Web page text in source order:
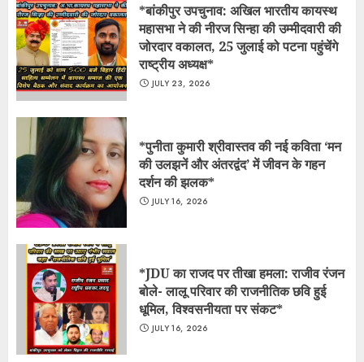
*बांकीपुर उपचुनाव: अखिल भारतीय कायस्थ
महासभा ने की नीरज सिन्हा की उम्मीदवारी की
जोरदार वकालत, 25 जुलाई को पटना पहुंचेंगे
राष्ट्रीय अध्यक्ष*
JULY 23, 2026
*पुनीता कुमारी श्रीवास्तव की नई कविता ‘मन
की उलझनें और अंतरद्वंद’ में जीवन के गहन
दर्शन की झलक*
JULY 16, 2026
*JDU का राजद पर तीखा हमला: राजीव रंजन
बोले- लालू परिवार की राजनीतिक छवि हुई
धूमिल, विश्वसनीयता पर संकट*
JULY 16, 2026